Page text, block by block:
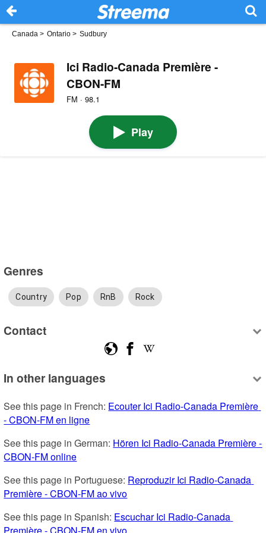
Canada > Ontario > Sudbury
Ici Radio-Canada Première -
CBON-FM
FM · 98.1
Play
Genres
Country Pop RnB Rock
Contact
In other languages
See this page in French: Ecouter Ici Radio-Canada Première
- CBON-FM en ligne
See this page in German: Hören Ici Radio-Canada Première -
CBON-FM online
See this page in Portuguese: Reproduzir Ici Radio-Canada
Première - CBON-FM ao vivo
See this page in Spanish: Escuchar Ici Radio-Canada
Première - CBON-FM en vivo